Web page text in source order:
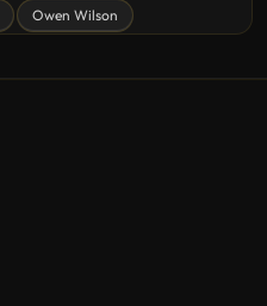
Owen Wilson